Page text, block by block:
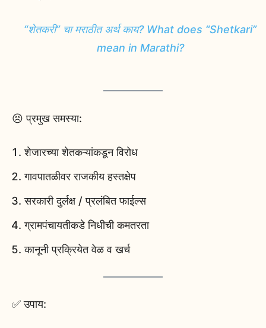
“शेतकरी” चा मराठीत अर्थ काय? What does “Shetkari”
mean in Marathi?
😣 प्रमुख समस्या:
शेजारच्या शेतकऱ्यांकडून विरोध
गावपातळीवर राजकीय हस्तक्षेप
सरकारी दुर्लक्ष / प्रलंबित फाईल्स
ग्रामपंचायतीकडे निधीची कमतरता
कानूनी प्रक्रियेत वेळ व खर्च
✅ उपाय: